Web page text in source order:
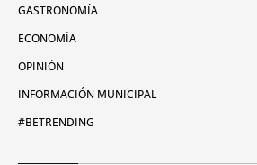
GASTRONOMÍA
ECONOMÍA
OPINIÓN
INFORMACIÓN MUNICIPAL
#BETRENDING